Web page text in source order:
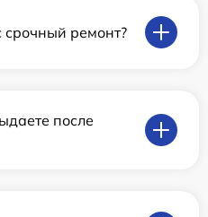
срочный ремонт?
после